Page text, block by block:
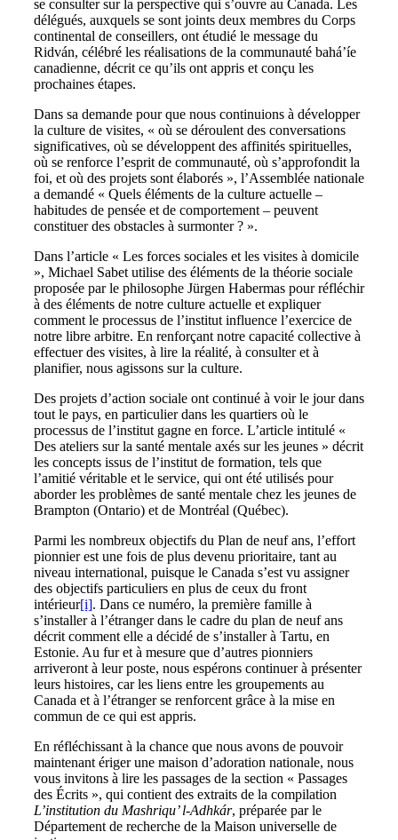
se consulter sur la perspective qui s’ouvre au Canada. Les
délégués, auxquels se sont joints deux membres du Corps
continental de conseillers, ont étudié le message du
Ridván, célébré les réalisations de la communauté bahá’íe
canadienne, décrit ce qu’ils ont appris et conçu les
prochaines étapes.
Dans sa demande pour que nous continuions à développer
la culture de visites, « où se déroulent des conversations
significatives, où se développent des affinités spirituelles,
où se renforce l’esprit de communauté, où s’approfondit la
foi, et où des projets sont élaborés », l’Assemblée nationale
a demandé « Quels éléments de la culture actuelle –
habitudes de pensée et de comportement – peuvent
constituer des obstacles à surmonter ? ».
Dans l’article « Les forces sociales et les visites à domicile
», Michael Sabet utilise des éléments de la théorie sociale
proposée par le philosophe Jürgen Habermas pour réfléchir
à des éléments de notre culture actuelle et expliquer
comment le processus de l’institut influence l’exercice de
notre libre arbitre. En renforçant notre capacité collective à
effectuer des visites, à lire la réalité, à consulter et à
planifier, nous agissons sur la culture.
Des projets d’action sociale ont continué à voir le jour dans
tout le pays, en particulier dans les quartiers où le
processus de l’institut gagne en force. L’article intitulé «
Des ateliers sur la santé mentale axés sur les jeunes » décrit
les concepts issus de l’institut de formation, tels que
l’amitié véritable et le service, qui ont été utilisés pour
aborder les problèmes de santé mentale chez les jeunes de
Brampton (Ontario) et de Montréal (Québec).
Parmi les nombreux objectifs du Plan de neuf ans, l’effort
pionnier est une fois de plus devenu prioritaire, tant au
niveau international, puisque le Canada s’est vu assigner
des objectifs particuliers en plus de ceux du front
intérieur[i]. Dans ce numéro, la première famille à
s’installer à l’étranger dans le cadre du plan de neuf ans
décrit comment elle a décidé de s’installer à Tartu, en
Estonie. Au fur et à mesure que d’autres pionniers
arriveront à leur poste, nous espérons continuer à présenter
leurs histoires, car les liens entre les groupements au
Canada et à l’étranger se renforcent grâce à la mise en
commun de ce qui est appris.
En réfléchissant à la chance que nous avons de pouvoir
maintenant ériger une maison d’adoration nationale, nous
vous invitons à lire les passages de la section « Passages
des Écrits », qui contient des extraits de la compilation
L’institution du Mashriqu’ l-Adhkár, préparée par le
Département de recherche de la Maison universelle de